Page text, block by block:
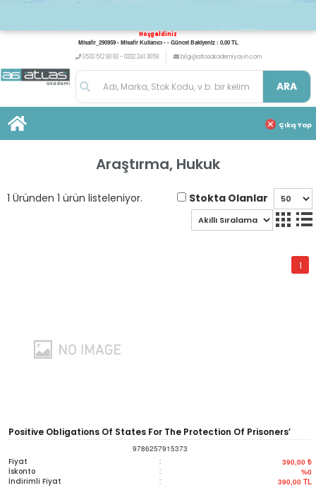
Hoşgeldiniz
Misafir_290959 - Misafir Kullanıcı - - Güncel Bakiyeniz : 0,00 TL
0533 512 93 83 - 0332 241 3059
bilgi@atlasakademiyayin.com
ARA
Çıkış Yap
Araştırma, Hukuk
1 Üründen 1 ürün listeleniyor. Stokta Olanlar
1
Positive Obligations Of States For The Protection Of Prisoners’
Rights Under The Case Law Of The European Court Of Human
Rights
9786257915373
Fiyat : 390,00 ₺
İskonto : %0
İndirimli Fiyat : 390,00 TL